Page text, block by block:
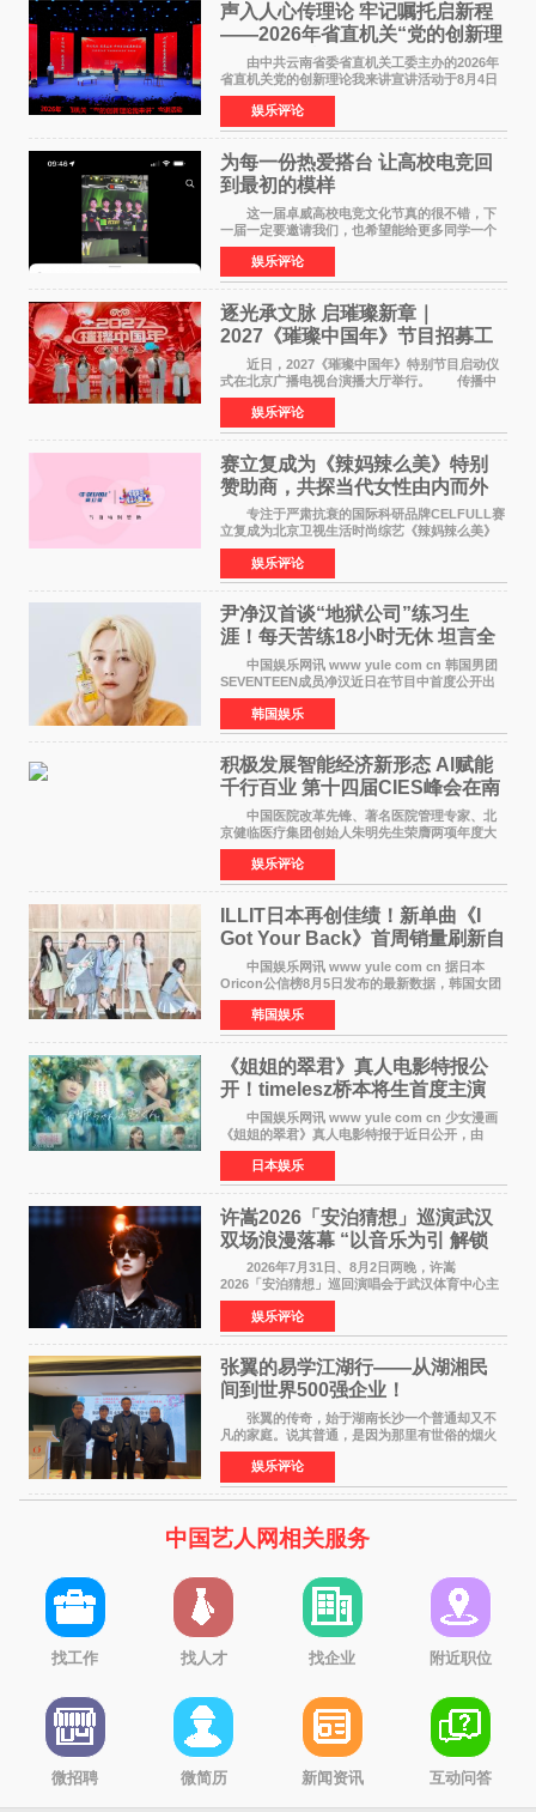
声入人心传理论 牢记嘱托启新程
——2026年省直机关“党的创新理
论我来讲”宣讲活动圆满落幕
由中共云南省委省直机关工委主办的2026年
省直机关党的创新理论我来讲宣讲活动于8月4日
至5日在昆明举办。活动以 "牢记嘱托 感恩奋进
开创云南发展新局面 "为主题，坚持以新时代中国
特色社会主义
娱乐评论
为每一份热爱搭台 让高校电竞回
到最初的模样
这一届卓威高校电竞文化节真的很不错，下
一届一定要邀请我们，也希望能给更多同学一个
来到现场的机会。 2026卓威高校电竞文化节
已经落下帷幕，在活动结束后，仍有不少高校电
竞社负责人和现
娱乐评论
逐光承文脉 启璀璨新章｜
2027《璀璨中国年》节目招募工
作圆满启动
近日，2027《璀璨中国年》特别节目启动仪
式在北京广播电视台演播大厅举行。 传播中
华优秀传统文化，弘扬纯正国风艺术，打造高规
格、高质感、正能量的文艺盛典，是璀璨中国年
矢志不渝的初心
娱乐评论
赛立复成为《辣妈辣么美》特别
赞助商，共探当代女性由内而外
活力美
专注于严肃抗衰的国际科研品牌CELFULL赛
立复成为北京卫视生活时尚综艺《辣妈辣么美》
的特别赞助商,明星辣妈袁咏仪倾情参与，向广大
都市女性传递健康生活新主张，寄语当代女性在
家庭与自我之间
娱乐评论
尹净汉首谈“地狱公司”练习生
涯！每天苦练18小时无休 坦言全
靠成员撑过来
中国娱乐网讯 www yule com cn 韩国男团
SEVENTEEN成员净汉近日在节目中首度公开出
道前的残酷练习生经历，并提及经纪公司Pledis
娱乐，引发广泛关注。 在8月2日播出的日本
TBS综艺节目《周
韩国娱乐
积极发展智能经济新形态 Al赋能
千行百业 第十四届CIES峰会在南
京盛大召开
中国医院改革先锋、著名医院管理专家、北
京健临医疗集团创始人朱明先生荣膺两项年度大
奖 2026年7月31日，盛夏金陵，长江之畔，
以重落地·真务实·强链接为主题的2026&lsquo;人
工智能+&rsquo
娱乐评论
ILLIT日本再创佳绩！新单曲《I
Got Your Back》首周销量刷新自
身纪录
中国娱乐网讯 www yule com cn 据日本
Oricon公信榜8月5日发布的最新数据，韩国女团
ILLIT在日本发行的第二张单曲《I Got Your
Back》首周销量达到71,009张，成功跻身最新一
期周单曲排行
韩国娱乐
《姐姐的翠君》真人电影特报公
开！timelesz桥本将生首度主演
12月4日上映
中国娱乐网讯 www yule com cn 少女漫画
《姐姐的翠君》真人电影特报于近日公开，由
timelesz成员桥本将生担任主演，这也是他首次
担任电影主演，引发高度关注。 女高中生咲
苗翠（中岛瑠菜
日本娱乐
许嵩2026「安泊猜想」巡演武汉
双场浪漫落幕 “以音乐为引 解锁
江城记忆”
2026年7月31日、8月2日两晚，许嵩
2026「安泊猜想」巡回演唱会于武汉体育中心主
体育场盛大开唱。许嵩与数万歌迷在此相聚，从
浪漫惬意的舞台设计到充满诚意与惊喜的现场互
动，共同开启了一场关于
娱乐评论
张翼的易学江湖行——从湖湘民
间到世界500强企业！
张翼的传奇，始于湖南长沙一个普通却又不
凡的家庭。说其普通，是因为那里有世俗的烟火
气；说其不凡，是因为家中有一位洞悉天地玄机
的长者——他的爷爷。作为当地的风水师，爷爷
是张翼走进易学
娱乐评论
中国艺人网相关服务
找工作 找人才 找企业 附近职位
微招聘 微简历 新闻资讯 互动问答